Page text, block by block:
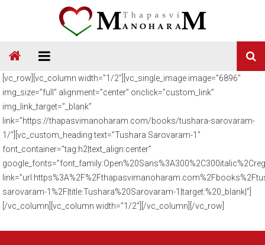
Thapasvi
Manoharam
[vc_row][vc_column width=”1/2″][vc_single_image image=”6896″
img_size=”full” alignment=”center” onclick=”custom_link”
img_link_target=”_blank”
link=”https://thapasvimanoharam.com/books/tushara-sarovaram-
1/”][vc_custom_heading text=”Tushara Sarovaram-1″
font_container=”tag:h2|text_align:center”
sarovaram-1%2F|title:Tushara%20Sarovaram-1|target:%20_blank|”]
[/vc_column][vc_column width=”1/2″][/vc_column][/vc_row]